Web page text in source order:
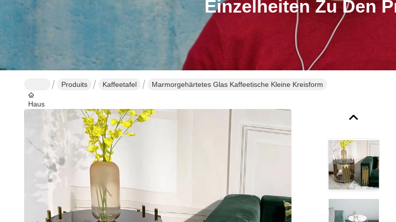
Einzelheiten Zu Den
Haus
Produits Kaffeetafel Marmorgehärtetes Glas Kaffeetische Kleine Kreisform